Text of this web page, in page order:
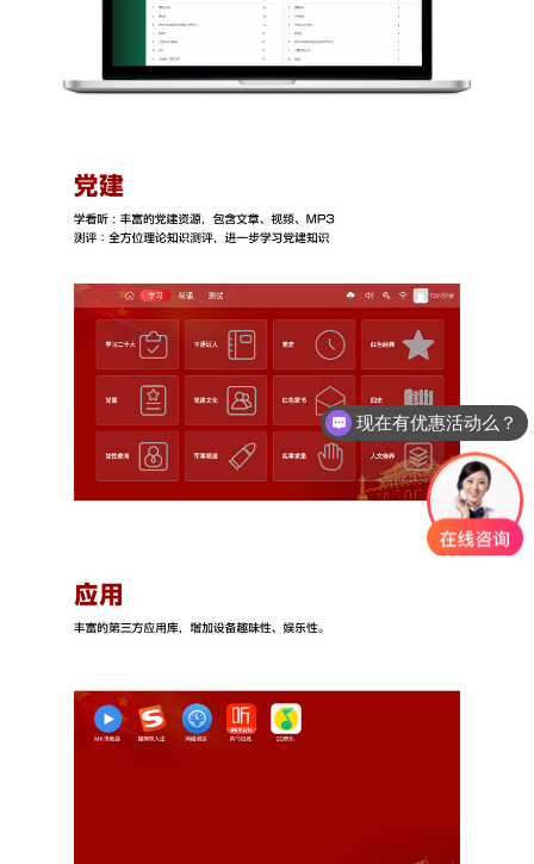
现在有优惠活动么？